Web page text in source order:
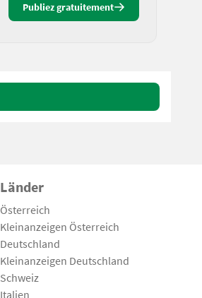
Publiez gratuitement
Länder
Österreich
Kleinanzeigen Österreich
Deutschland
Kleinanzeigen Deutschland
Schweiz
Italien